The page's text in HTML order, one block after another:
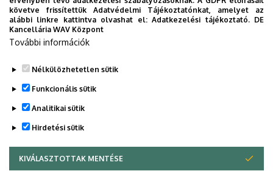
követve frissítettük Adatvédelmi Tájékoztatónkat, amelyet az
alábbi linkre kattintva olvashat el:Adatkezelési tájékoztató. DE
Kancellária WAV Központ
További információk
Nélkülözhetetlen sütik
Funkcionális sütik
Analitikai sütik
Hirdetési sütik
KIVÁLASZTOTTAK MENTÉSE
WITHDRAW CONSENT
Nincs találat.
telefonkönyvében|Külső személyek rögzítése a
DE telefonkönyvében